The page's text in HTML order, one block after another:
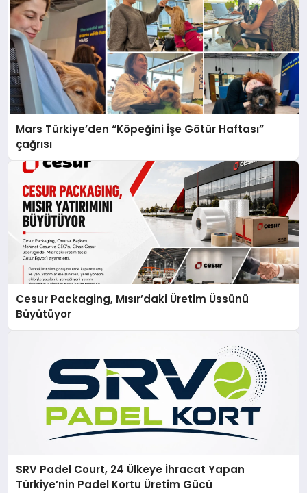
Mars Türkiye’den “Köpeğini İşe Götür Haftası”
çağrısı
Cesur Packaging, Mısır’daki Üretim Üssünü
Büyütüyor
SRV Padel Court, 24 Ülkeye İhracat Yapan
Türkiye’nin Padel Kortu Üretim Gücü